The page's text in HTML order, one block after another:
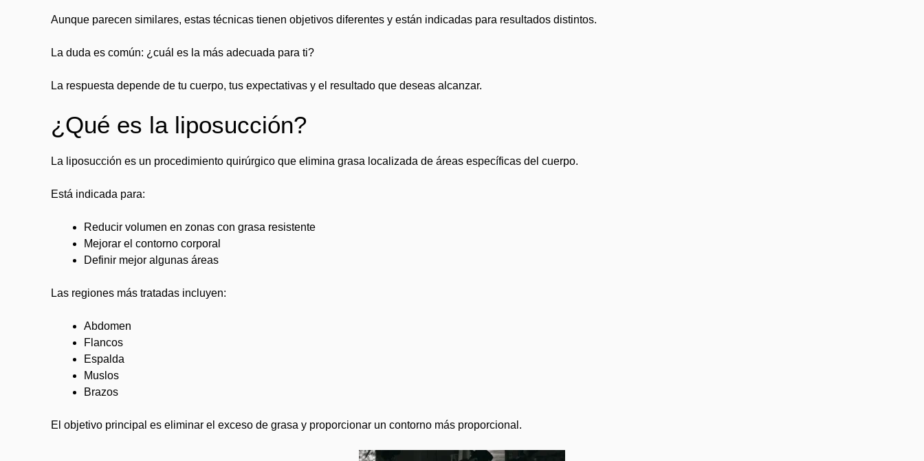
Aunque parecen similares, estas técnicas tienen objetivos diferentes y están indicadas para resultados distintos.
La duda es común: ¿cuál es la más adecuada para ti?
La respuesta depende de tu cuerpo, tus expectativas y el resultado que deseas alcanzar.
¿Qué es la liposucción?
La liposucción es un procedimiento quirúrgico que elimina grasa localizada de áreas específicas del cuerpo.
Está indicada para:
Reducir volumen en zonas con grasa resistente
Mejorar el contorno corporal
Definir mejor algunas áreas
Las regiones más tratadas incluyen:
Abdomen
Flancos
Espalda
Muslos
Brazos
El objetivo principal es eliminar el exceso de grasa y proporcionar un contorno más proporcional.